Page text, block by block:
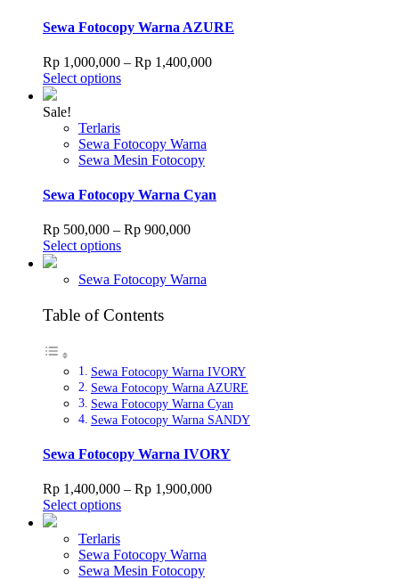
Sewa Fotocopy Warna AZURE
Rp 1,000,000 – Rp 1,400,000Price
Select optionsThis
variants.
The
may
be
chosen
on
the
page
Sale!
Terlaris
Sewa Fotocopy Warna
Sewa Mesin Fotocopy
Sewa Fotocopy Warna Cyan
Rp 500,000 – Rp 900,000Price
through
Select optionsThis
has
variants.
The
be
chosen
on
the
page
Sewa Fotocopy Warna
Table of Contents
Sewa Fotocopy Warna IVORY
Sewa Fotocopy Warna AZURE
Sewa Fotocopy Warna Cyan
Sewa Fotocopy Warna SANDY
Sewa Fotocopy Warna IVORY
Rp 1,400,000 – Rp 1,900,000Price
Select optionsThis
multiple
variants.
Terlaris
Sewa Fotocopy Warna
Sewa Mesin Fotocopy